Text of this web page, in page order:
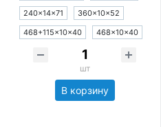
240×14×71
360×10×52
468+115×10×40
468×10×40
шт
В корзину